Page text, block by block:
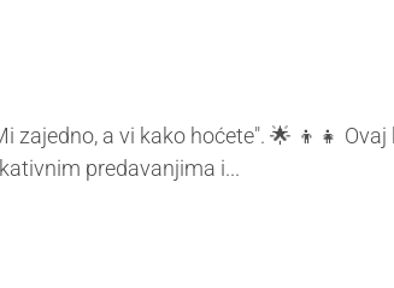
a vi kako hoćete". 🌟 👦👧
predavanjima i...